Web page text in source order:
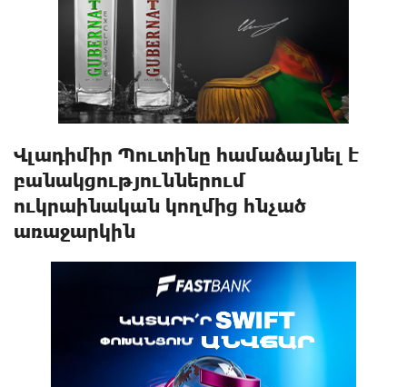
Վլադիմիր Պուտինը համաձայնել է
բանակցություններում
ուկրաինական կողմից հնչած
առաջարկին